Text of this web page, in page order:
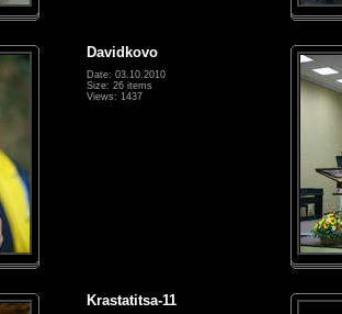
Davidkovo
Date: 03.10.2010
Size: 26 items
Views: 1437
Krastatitsa-11